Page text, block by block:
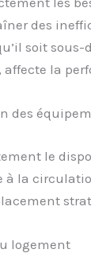
des
soit
la
des
le
la
logement